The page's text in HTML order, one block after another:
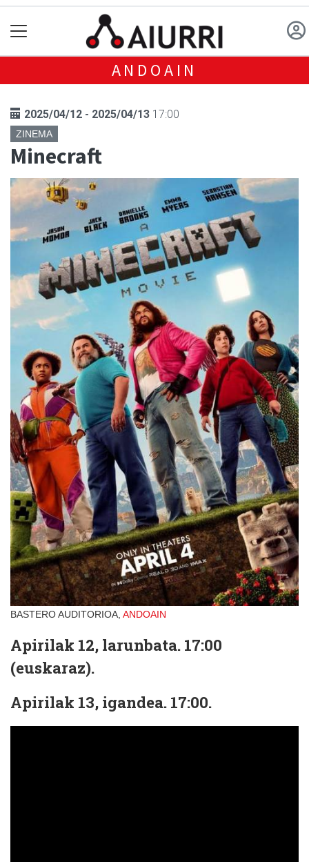
ANDOAIN
2025/04/12 - 2025/04/13 17:00
ZINEMA
Minecraft
BASTERO AUDITORIOA, ANDOAIN
Apirilak 12, larunbata. 17:00
(euskaraz).
Apirilak 13, igandea. 17:00.